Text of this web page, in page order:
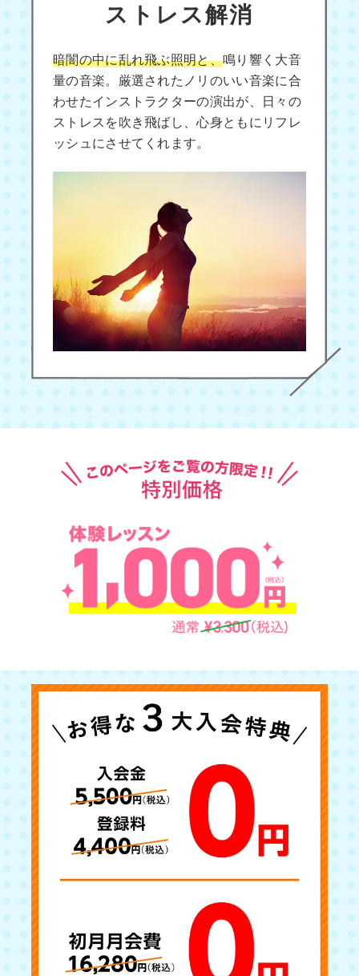
ストレス解消
暗闇の中に乱れ飛ぶ照明と、鳴り響く大音
量の音楽。厳選されたノリのいい音楽に合
わせたインストラクターの演出が、日々の
ストレスを吹き飛ばし、心身ともにリフレ
ッシュにさせてくれます。